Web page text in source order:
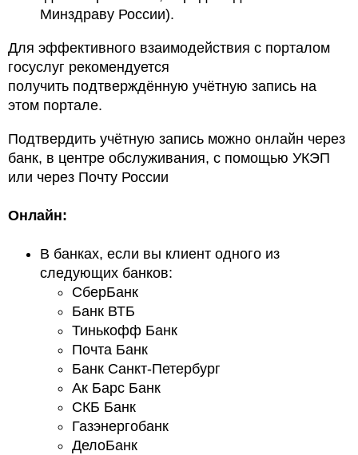
Минздраву России).
Для эффективного взаимодействия с порталом
госуслуг рекомендуется
получить подтверждённую учётную запись на
этом портале.
Подтвердить учётную запись можно онлайн через
банк, в центре обслуживания, с помощью УКЭП
или через Почту России
Онлайн:
В банках, если вы клиент одного из
следующих банков:
СберБанк
Банк ВТБ
Тинькофф Банк
Почта Банк
Банк Санкт-Петербург
Ак Барс Банк
СКБ Банк
Газэнергобанк
ДелоБанк